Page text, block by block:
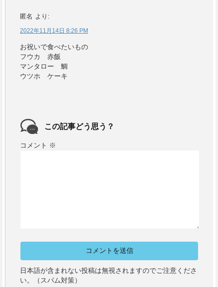
匿名 より:
2022年11月14日 8:26 PM
お祝いで食べたいもの
フウカ 赤飯
マンタロー 鯛
ウツホ ケーキ
この記事どう思う？
コメント ※
日本語が含まれない投稿は無視されますのでご注意くださ
い。（スパム対策）